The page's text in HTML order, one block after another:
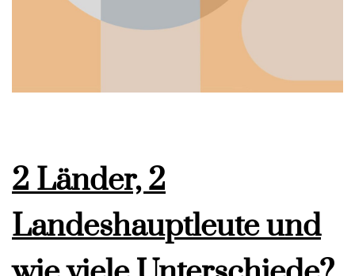
2 Länder, 2
Landeshauptleute und